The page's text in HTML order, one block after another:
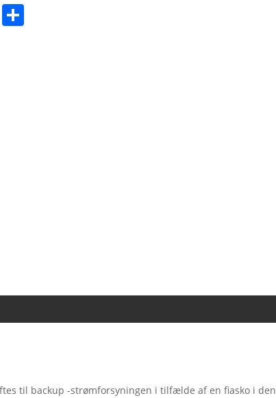
LinkedIn
til backup -strømforsyningen i tilfælde af en fiasko i den